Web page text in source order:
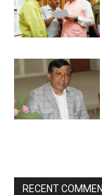
RECENT